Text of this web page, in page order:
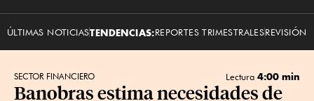
ÚLTIMAS NOTICIASTENDENCIAS:REPORTES TRIMESTRALESREVISIÓN
SECTOR FINANCIERO Lectura 4:00 min
Banobras estima necesidades de